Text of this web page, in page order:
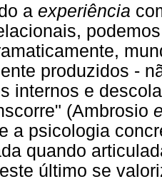
a experiência
produzidos -
internos e
(Ambrosio
a psicologia
quando
último se